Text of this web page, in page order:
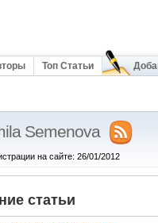
Топ Статьи
Semenova
на сайте: 26/01/2012
статьи